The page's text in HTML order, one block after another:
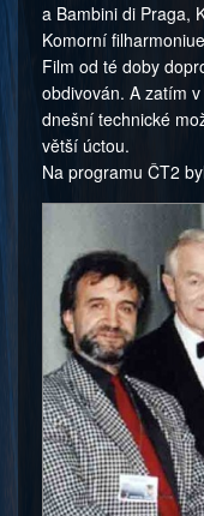
Kontakty
a Bambini di Praga,
Komorní
Film od té doby
obdivován. A zatím
dnešní technické
větší úctou.
Na programu ČT2